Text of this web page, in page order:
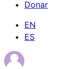
Donar
EN
ES